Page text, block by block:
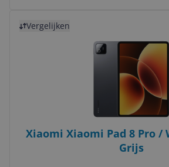
Vergelijken
Xiaomi Xiaomi Pad 8 Pro /
Grijs